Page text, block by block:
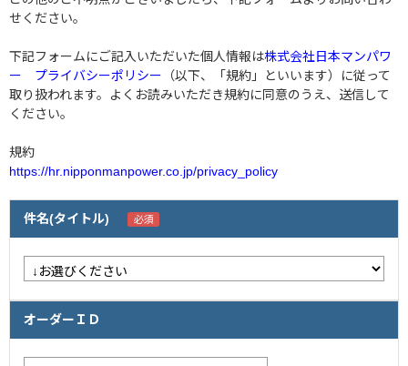
ご利用ガイド
個人のお客様
企業情報
採用情報
閉じる
せください。
下記フォームにご記入いただいた個人情報は株式会社日本マンパワ
ー プライバシーポリシー （以下、「規約」といいます）に従って
取り扱われます。よくお読みいただき規約に同意のうえ、送信して
ください。
規約
https://hr.nipponmanpower.co.jp/privacy_policy
件名(タイトル)
オーダーＩＤ